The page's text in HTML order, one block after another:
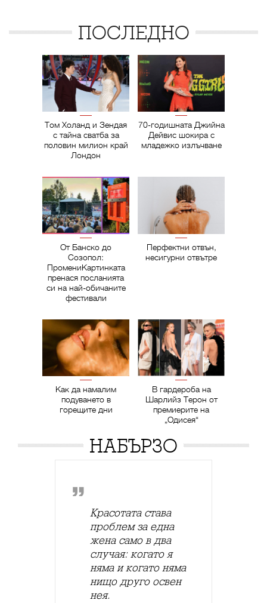
ПОСЛЕДНО
Том Холанд и Зендая
с тайна сватба за
половин милион край
Лондон
70-годишната Джийна
Дейвис шокира с
младежко излъчване
От Банско до
Созопол:
ПромениКартинката
пренася посланията
си на най-обичаните
фестивали
Перфектни отвън,
несигурни отвътре
Как да намалим
подуването в
горещите дни
В гардероба на
Шарлийз Терон от
премиерите на
„Одисея“
НАБЪРЗО
Красотата става
проблем за една
жена само в два
случая: когато я
няма и когато няма
нищо друго освен
нея.